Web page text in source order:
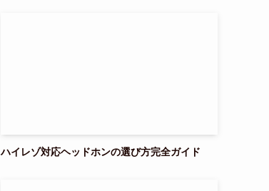
ハイレゾ対応ヘッドホンの選び方完全ガイド